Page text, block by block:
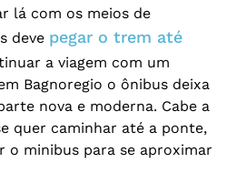
lá com os meios de
deve pegar o trem até
a viagem com um
Bagnoregio o ônibus deixa
nova e moderna. Cabe a
quer caminhar até a ponte,
o minibus para se aproximar